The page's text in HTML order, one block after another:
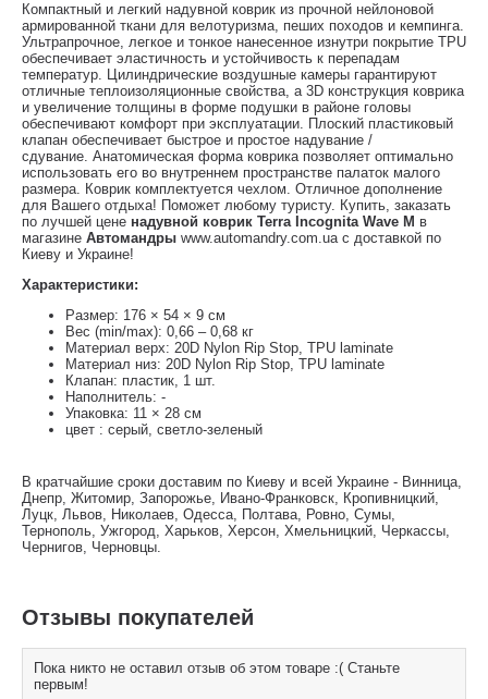
Компактный и легкий надувной коврик из прочной нейлоновой
армированной ткани для велотуризма, пеших походов и кемпинга.
Ультрапрочное, легкое и тонкое нанесенное изнутри покрытие TPU
обеспечивает эластичность и устойчивость к перепадам
температур. Цилиндрические воздушные камеры гарантируют
отличные теплоизоляционные свойства, а 3D конструкция коврика
и увеличение толщины в форме подушки в районе головы
обеспечивают комфорт при эксплуатации. Плоский пластиковый
клапан обеспечивает быстрое и простое надувание /
сдувание. Анатомическая форма коврика позволяет оптимально
использовать его во внутреннем пространстве палаток малого
размера. Коврик комплектуется чехлом. Отличное дополнение
для Вашего отдыха! Поможет любому туристу. Купить, заказать
по лучшей цене надувной коврик Terra Incognita Wave M в
магазине Автомандры www.automandry.com.ua с доставкой по
Киеву и Украине!
Характеристики:
Размер: 176 × 54 × 9 см
Вес (min/max): 0,66 – 0,68 кг
Материал верх: 20D Nylon Rip Stop, TPU laminate
Материал низ: 20D Nylon Rip Stop, TPU laminate
Клапан: пластик, 1 шт.
Наполнитель: -
Упаковка: 11 × 28 см
цвет : серый, светло-зеленый
В кратчайшие сроки доставим по Киеву и всей Украине - Винница,
Днепр, Житомир, Запорожье, Ивано-Франковск, Кропивницкий,
Луцк, Львов, Николаев, Одесса, Полтава, Ровно, Сумы,
Тернополь, Ужгород, Харьков, Херсон, Хмельницкий, Черкассы,
Чернигов, Черновцы.
Отзывы покупателей
Пока никто не оставил отзыв об этом товаре :( Станьте
первым!